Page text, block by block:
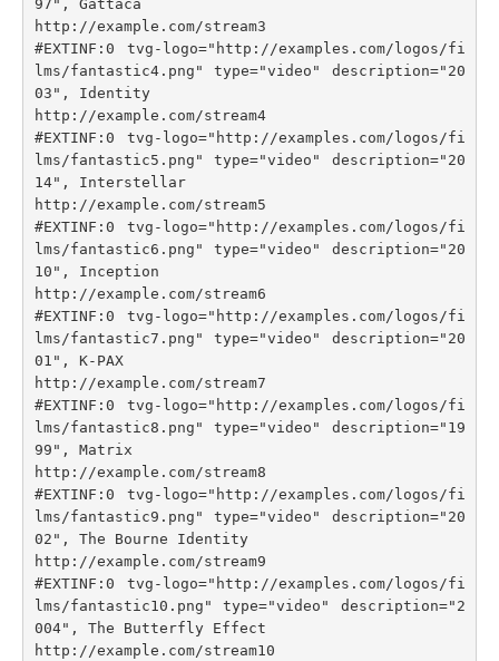
97", Gattaca
http://example.com/stream3
#EXTINF:0 tvg-logo="http://examples.com/logos/fi
lms/fantastic4.png" type="video" description="20
03", Identity
http://example.com/stream4
#EXTINF:0 tvg-logo="http://examples.com/logos/fi
lms/fantastic5.png" type="video" description="20
14", Interstellar
http://example.com/stream5
#EXTINF:0 tvg-logo="http://examples.com/logos/fi
lms/fantastic6.png" type="video" description="20
10", Inception
http://example.com/stream6
#EXTINF:0 tvg-logo="http://examples.com/logos/fi
lms/fantastic7.png" type="video" description="20
01", K-PAX
http://example.com/stream7
#EXTINF:0 tvg-logo="http://examples.com/logos/fi
lms/fantastic8.png" type="video" description="19
99", Matrix
http://example.com/stream8
#EXTINF:0 tvg-logo="http://examples.com/logos/fi
lms/fantastic9.png" type="video" description="20
02", The Bourne Identity
http://example.com/stream9
#EXTINF:0 tvg-logo="http://examples.com/logos/fi
lms/fantastic10.png" type="video" description="2
004", The Butterfly Effect
http://example.com/stream10